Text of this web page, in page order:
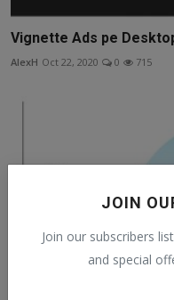
JOIN
Join our subscribers
and special
Vignette Ads pe
AlexH Oct 22, 2020 0 715